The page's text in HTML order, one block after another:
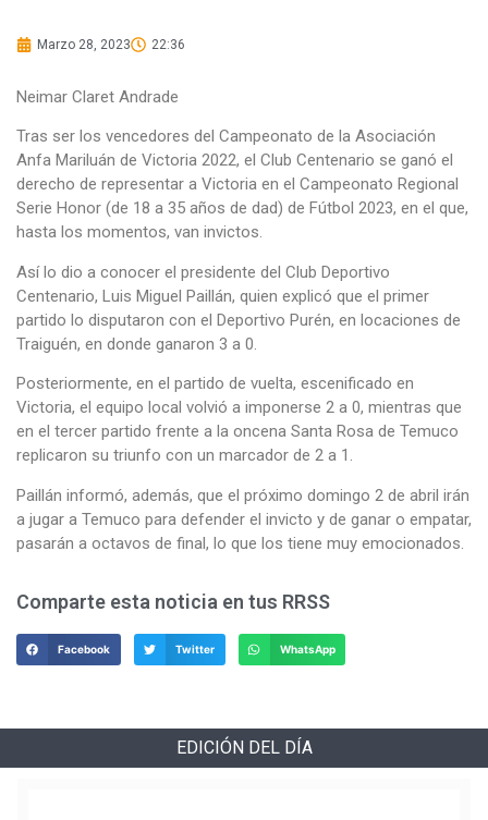
Marzo 28, 2023 22:36
Neimar Claret Andrade
Tras ser los vencedores del Campeonato de la Asociación
Anfa Mariluán de Victoria 2022, el Club Centenario se ganó el
derecho de representar a Victoria en el Campeonato Regional
Serie Honor (de 18 a 35 años de dad) de Fútbol 2023, en el que,
hasta los momentos, van invictos.
Así lo dio a conocer el presidente del Club Deportivo
Centenario, Luis Miguel Paillán, quien explicó que el primer
partido lo disputaron con el Deportivo Purén, en locaciones de
Traiguén, en donde ganaron 3 a 0.
Posteriormente, en el partido de vuelta, escenificado en
Victoria, el equipo local volvió a imponerse 2 a 0, mientras que
en el tercer partido frente a la oncena Santa Rosa de Temuco
replicaron su triunfo con un marcador de 2 a 1.
Paillán informó, además, que el próximo domingo 2 de abril irán
a jugar a Temuco para defender el invicto y de ganar o empatar,
pasarán a octavos de final, lo que los tiene muy emocionados.
Comparte esta noticia en tus RRSS
Facebook Twitter WhatsApp
EDICIÓN DEL DÍA